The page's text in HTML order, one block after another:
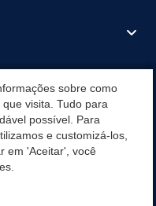
MUNICIPAL
sobre como
visita. Tudo para
possível. Para
e customizá-los,
em 'Aceitar', você